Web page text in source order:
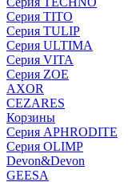
Серия TITO
Серия TULIP
Серия ULTIMA
Серия VITA
Серия ZOE
AXOR
CEZARES
Корзины
Серия APHRODITE
Серия OLIMP
Devon&Devon
GEESA